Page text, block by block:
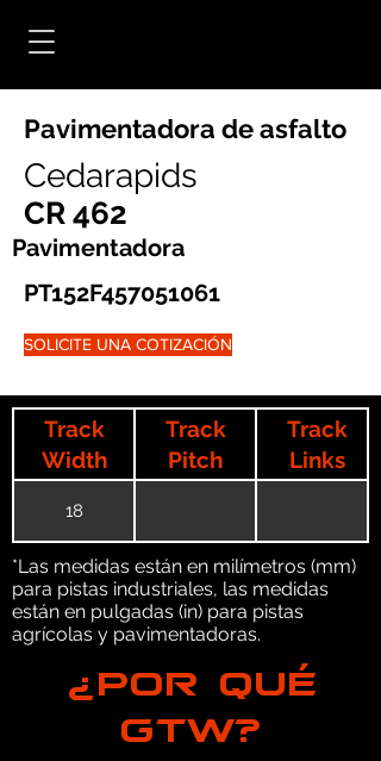
Pavimentadora de asfalto
Cedarapids
CR 462
Pavimentadora
PT152F457051061
SOLICITE UNA COTIZACIÓN
Track
Width
Track
Pitch
Track
Links
18
*Las medidas están en milímetros (mm)
para pistas industriales, las medidas
están en pulgadas (in) para pistas
agrícolas y pavimentadoras.
¿POR QUÉ
GTW?